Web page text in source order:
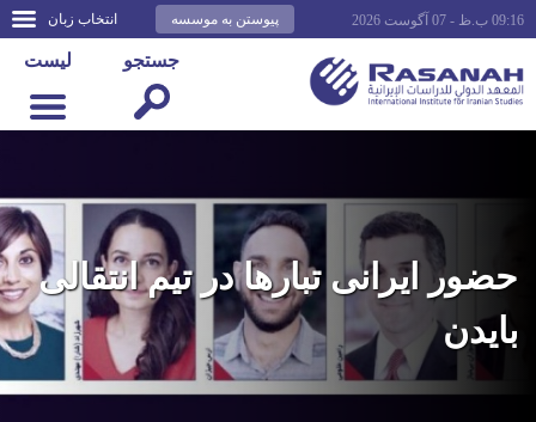
انتخاب زبان پیوستن به موسسه 09:16 ب.ظ - 07 آگوست 2026
لیست جستجو
حضور ایرانی تبارها در تیم انتقالی
بایدن